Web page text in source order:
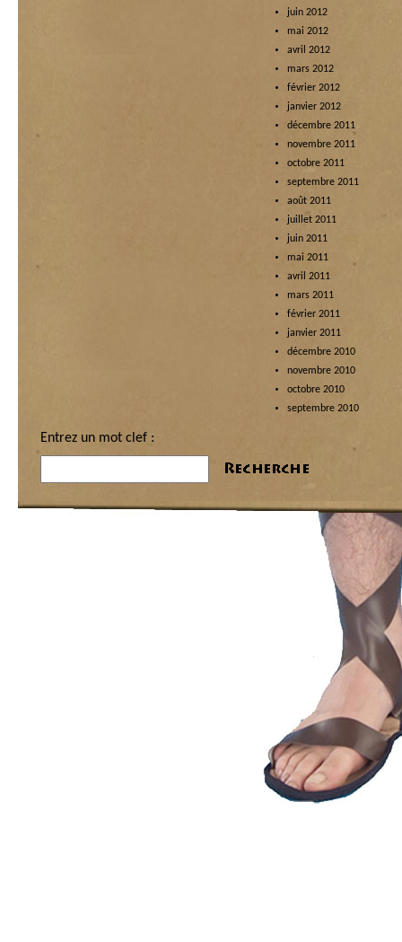
juin 2012
mai 2012
avril 2012
mars 2012
février 2012
janvier 2012
décembre 2011
novembre 2011
octobre 2011
septembre 2011
août 2011
juillet 2011
juin 2011
mai 2011
avril 2011
mars 2011
février 2011
janvier 2011
décembre 2010
novembre 2010
octobre 2010
septembre 2010
Entrez un mot clef :